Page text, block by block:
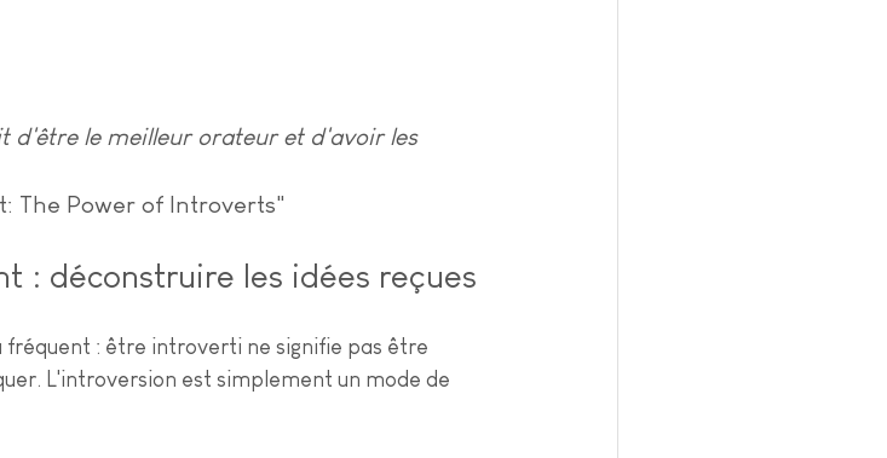
d'être le meilleur orateur et d'avoir les
The Power of Introverts"
: déconstruire les idées reçues
: être introverti ne signifie pas être
L'introversion est simplement un mode de